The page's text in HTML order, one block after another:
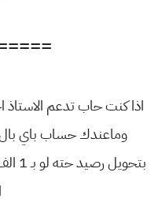
اذا كنت حاب تدعم
وماعندك حساب باي بال